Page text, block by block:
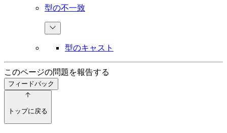
型の不一致
型のキャスト
このページの問題を報告する
フィードバック
トップに戻る